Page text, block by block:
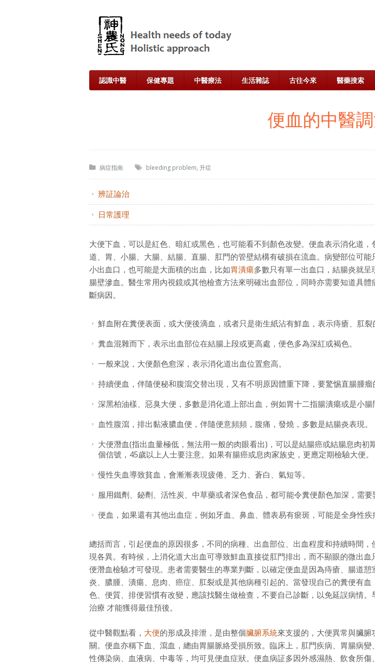
認識中醫 保健專題 中醫療法 生活雜誌 古往今來 醫藥搜索
便血的中醫
病症指南 bleeding problem, 升症
辨証論治
日常護理
大便下血，可以是紅色、暗紅或黑色，也可能看不到顏色改變。便血表示消化道，
道、胃、小腸、大腸、結腸、直腸、肛門的管壁結構有破損在流血。病變部位可能
小出血口，也可能是大面積的出血，比如胃潰瘍多數只有單一出血口，結腸炎就呈
腸壁滲血。醫生常用內視鏡或其他檢查方法來明確出血部位，同時亦需要知道具體
斷病因。
鮮血附在糞便表面，或大便後滴血，或者只是衛生紙沾有鮮血，表示痔瘡、肛裂
糞血混雜而下，表示出血部位在結腸上段或更高處，便色多為深紅或褐色。
一般來說，大便顏色愈深，表示消化道出血位置愈高。
持續便血，伴隨便秘和腹瀉交替出現，又有不明原因體重下降，要驚惕直腸腫瘤
深黑柏油樣、惡臭大便，多數是消化道上部出血，例如胃十二指腸潰瘍或是小腸
血性腹瀉，排出黏液膿血便，伴隨便意頻頻，腹痛，發燒，多數是結腸炎表現。
大便潛血(指出血量極低，無法用一般的肉眼看出)，可以是結腸癌或結腸息肉初
個信號，45歲以上人士要注意。如果有腸癌或息肉家族史，更應定期檢驗大便。
慢性失血導致貧血，會漸漸表現疲倦、乏力、蒼白、氣短等。
服用鐵劑、鉍劑、活性炭、中草藥或者深色食品，都可能令糞便顏色加深，需要
便血，如果還有其他出血症，例如牙血、鼻血、體表易有瘀斑，可能是全身性疾
總括而言，引起便血的原因很多，不同的病種、出血部位、出血程度和持續時間，
現各異。有時候，上消化道大出血可導致鮮血直接從肛門排出，而不顯眼的微出血
便潛血檢驗才可發現。患者需要醫生的專業判斷，以確定便血是因為痔瘡、腸道憩
炎、膿腫、潰瘍、息肉、癌症、肛裂或是其他病種引起的。當發現自己的糞便有血
色、便質、排便習慣有改變，應該找醫生做檢查，不要自己診斷，以免延誤病情。
治療 才能獲得最佳預後。
從中醫觀點看， 大便的形成及排泄，是由整個臟腑系統來支援的，大便異常與臟腑
關。便血亦稱下血、瀉血，總由胃腸脈絡受損所致。臨床上，肛門疾病、胃腸病變
性傳染病、血液病、中毒等，均可見便血症狀。便血病証多因外感濕熱、飲食所傷